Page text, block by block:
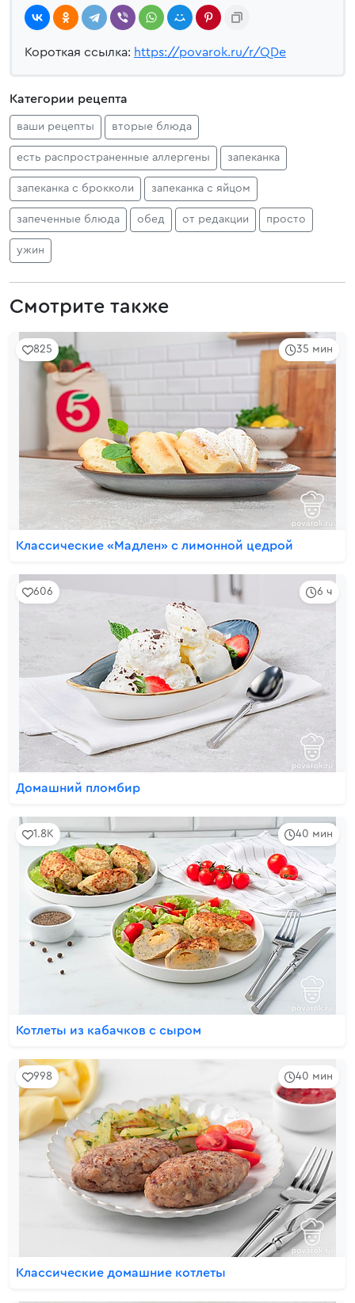
Короткая ссылка: https://povarok.ru/r/QDe
Категории рецепта
ваши рецепты вторые блюда
есть распространенные аллергены запеканка
запеканка с брокколи запеканка с яйцом
запеченные блюда обед от редакции просто
ужин
Смотрите также
35 мин
825
Классические «Мадлен» с лимонной цедрой
6 ч
606
Домашний пломбир
40 мин
1.8K
Котлеты из кабачков с сыром
40 мин
998
Классические домашние котлеты